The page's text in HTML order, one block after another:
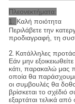
Πλεονεκτήματα:
1. Καλή ποιότητα
Περιλάβετε την
προδιαγραφή, τη
2. Κατάλληλες
Εάν μην
κάτι, παρακαλώ μας
οποία θα
οι συμβουλές θα
βρίσκεται το σχέδιό
εξαρτάται τελικά από